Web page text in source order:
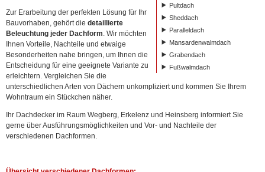
Pultdach
Sheddach
Paralleldach
Mansardenwalmdach
Grabendach
Fußwalmdach
Zur Erarbeitung der perfekten Lösung für Ihr
Bauvorhaben, gehört die detaillierte
Beleuchtung jeder Dachform. Wir möchten
Ihnen Vorteile, Nachteile und etwaige
Besonderheiten nahe bringen, um Ihnen die
Entscheidung für eine geeignete Variante zu
erleichtern. Vergleichen Sie die
unterschiedlichen Arten von Dächern unkompliziert und kommen Sie Ihrem
Wohntraum ein Stückchen näher.
Ihr Dachdecker im Raum Wegberg, Erkelenz und Heinsberg informiert Sie
gerne über Ausführungsmöglichkeiten und Vor- und Nachteile der
verschiedenen Dachformen.